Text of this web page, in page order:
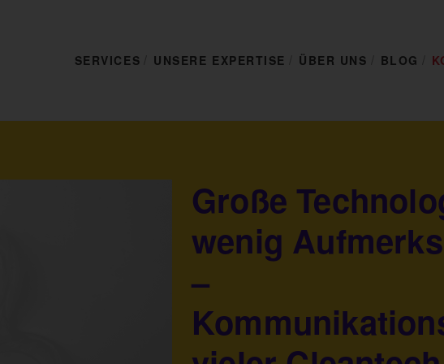
SERVICES UNSERE EXPERTISE ÜBER UNS BLOG
Große
wenig
–